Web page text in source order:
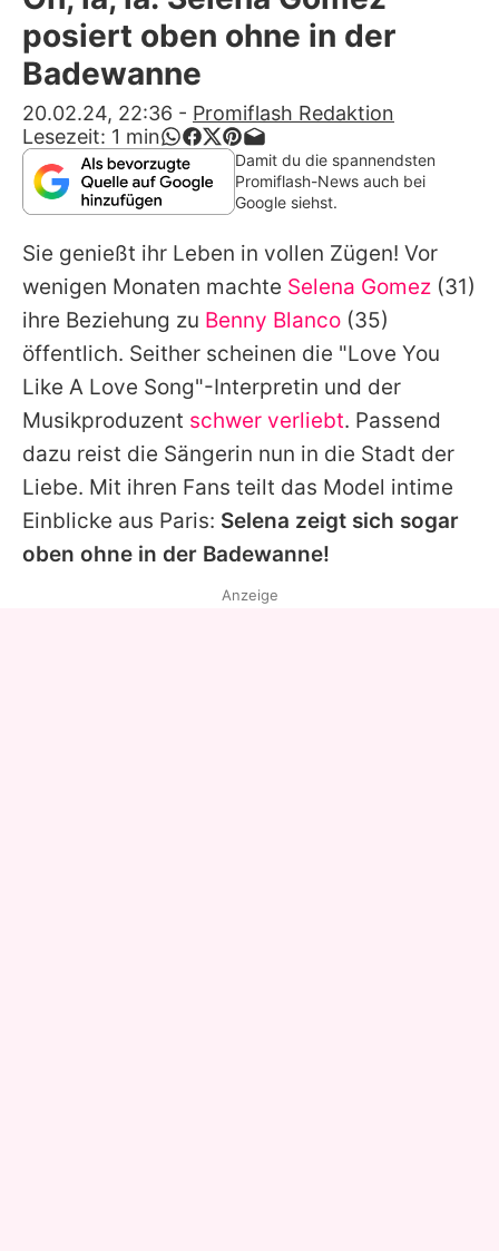
Alle Themen auf Promiflash
App runterladen
Team
Redaktionelle Richtlinien
Impressum
Datenschutzerklärung
Nutzungsbedingungen
Utiq verwalten
posiert oben ohne in der
Badewanne
20.02.24, 22:36 - Promiflash Redaktion
Lesezeit: 1 min
Damit du die spannendsten
Promiflash-News auch bei
Google siehst.
Sie genießt ihr Leben in vollen Zügen! Vor
wenigen Monaten machte Selena Gomez (31)
ihre Beziehung zu Benny Blanco (35)
öffentlich. Seither scheinen die "Love You
Like A Love Song"-Interpretin und der
Musikproduzent schwer verliebt. Passend
dazu reist die Sängerin nun in die Stadt der
Liebe. Mit ihren Fans teilt das Model intime
Einblicke aus Paris: Selena zeigt sich sogar
oben ohne in der Badewanne!
Anzeige